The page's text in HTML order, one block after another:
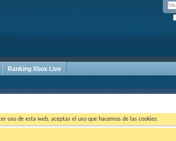
Ranking Xbox Live
uso de esta web, aceptas el uso que hacemos de las cookies.